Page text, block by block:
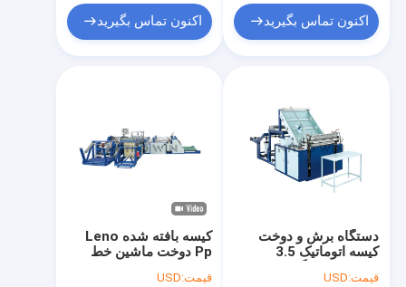
اکنون تماس بگیرید اکنون تماس بگیرید
کیسه بافته شده Leno
Pp دوخت ماشین خط
قیمت:USD
دستگاه برش و دوخت
کیسه اتوماتیک 3.5
قیمت:USD